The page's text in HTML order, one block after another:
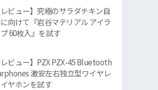
レビュー】究極のサラダチキン自
向けて『岩谷マテリアル アイラ
60枚入』を試す
レビュー】PZX PZX-45 Bluetooth
激安左右独立型ワイヤレ
ヤホンを試す